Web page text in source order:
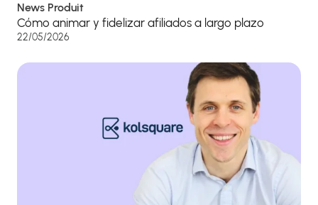
News Produit
Cómo animar y fidelizar afiliados a largo plazo
22/05/2026